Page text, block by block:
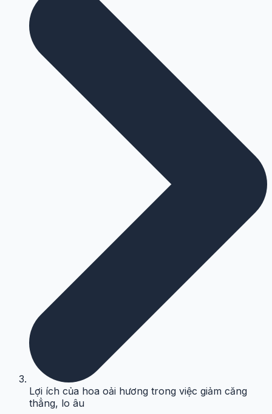
Lợi ích của hoa oải hương trong việc giảm căng
thẳng, lo âu